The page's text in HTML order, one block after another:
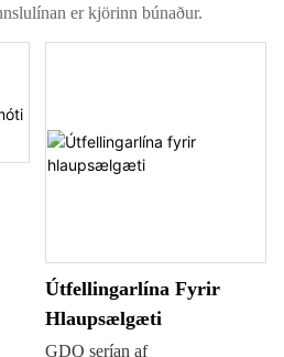
er kjörinn búnaður.
Útfellingarlína Fyrir
Hlaupsælgæti
GDQ serían af